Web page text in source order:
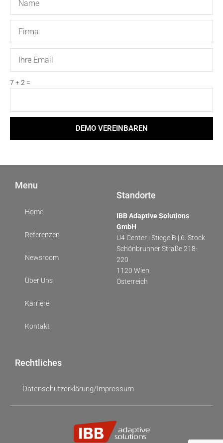
7 + 2 =
DEMO VEREINBAREN
Menu
Home
Referenzen
Newsroom
Über Uns
Karriere
Kontakt
Standorte
IBB Adaptive Solutions
GmbH
U4 Center | Stiege B | 6. Stock
Schönbrunner Straße 218-
220
1120 Wien
Österreich
Rechtliches
Datenschutzerklärung/Impressum